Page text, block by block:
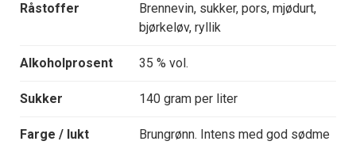
Råstoffer
Brennevin, sukker, pors, mjødurt,
bjørkeløv, ryllik
Alkoholprosent 35 % vol.
Sukker 140 gram per liter
Farge / lukt
Brungrønn. Intens med god sødme